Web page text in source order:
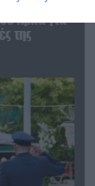
Αρκά για
της